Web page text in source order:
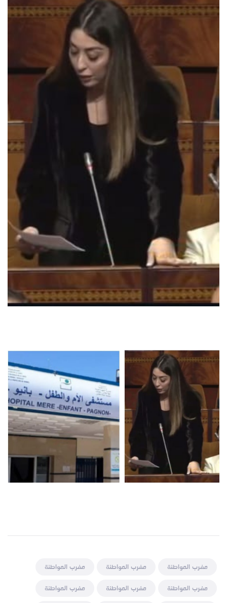
مغرب المواطنة مغرب المواطنة
مغرب المواطنة
مغرب المواطنة
مغرب المواطنة
مغرب المواطنة